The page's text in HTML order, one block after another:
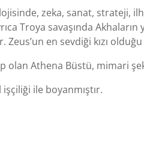
zeka, sanat, strateji,
Troya savaşında
en sevdiği kızı
olan Athena Büstü, mimari
ile boyanmıştır.